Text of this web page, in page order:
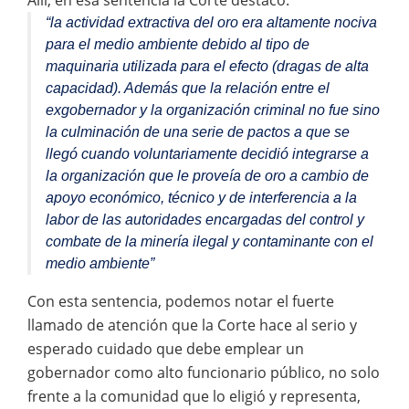
“la actividad extractiva del oro era altamente nociva
para el medio ambiente debido al tipo de
maquinaria utilizada para el efecto (dragas de alta
capacidad). Además que la relación entre el
exgobernador y la organización criminal no fue sino
la culminación de una serie de pactos a que se
llegó cuando voluntariamente decidió integrarse a
la organización que le proveía de oro a cambio de
apoyo económico, técnico y de interferencia a la
labor de las autoridades encargadas del control y
combate de la minería ilegal y contaminante con el
medio ambiente”
Con esta sentencia, podemos notar el fuerte
llamado de atención que la Corte hace al serio y
esperado cuidado que debe emplear un
gobernador como alto funcionario público, no solo
frente a la comunidad que lo eligió y representa,